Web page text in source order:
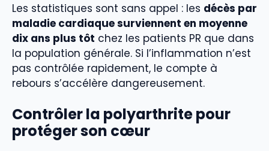
Les statistiques sont sans appel : les décès par
maladie cardiaque surviennent en moyenne
dix ans plus tôt chez les patients PR que dans
la population générale. Si l’inflammation n’est
pas contrôlée rapidement, le compte à
rebours s’accélère dangereusement.
Contrôler la polyarthrite pour
protéger son cœur